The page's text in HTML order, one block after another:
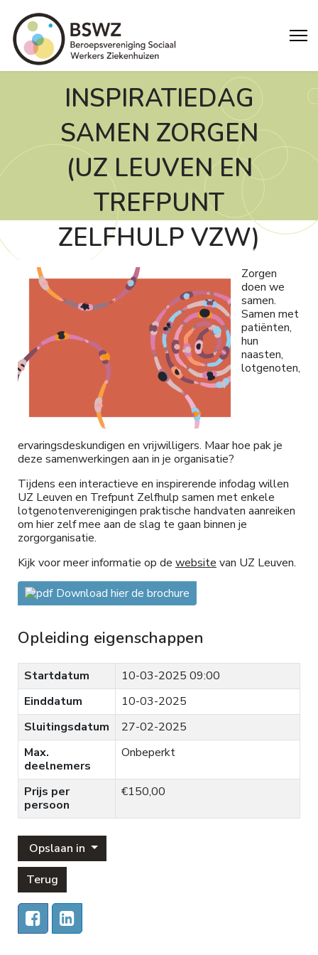
INSPIRATIEDAG
SAMEN ZORGEN
(UZ LEUVEN EN
TREFPUNT
ZELFHULP VZW)
Zorgen
doen we
samen.
Samen met
patiënten,
hun
naasten,
lotgenoten,
ervaringsdeskundigen en vrijwilligers. Maar hoe pak je
deze samenwerkingen aan in je organisatie?
Tijdens een interactieve en inspirerende infodag willen
UZ Leuven en Trefpunt Zelfhulp samen met enkele
lotgenotenverenigingen praktische handvaten aanreiken
om hier zelf mee aan de slag te gaan binnen je
zorgorganisatie.
Kijk voor meer informatie op de website van UZ Leuven.
Download hier de brochure
Opleiding eigenschappen
Startdatum
10-03-2025 09:00
Einddatum
10-03-2025
Sluitingsdatum
27-02-2025
Max.
deelnemers
Onbeperkt
Prijs per
persoon
€150,00
Opslaan in
Terug